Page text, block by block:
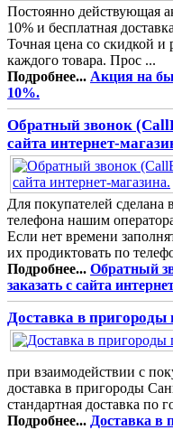
Постоянно действующая
10% и бесплатная
Точная цена со скидкой и
каждого товара. Прос ...
Подробнее... Акция на
10%.
Обратный звонок
сайта интернет-
Для покупателей
телефона нашим
Если нет времени
их продиктовать по
Подробнее... Обратный
заказать с сайта
Доставка в пригороды
при взаимодействии с
доставка в пригороды
стандартная доставка по
Подробнее... Доставка в